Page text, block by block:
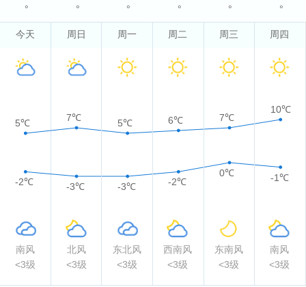
° ° ° ° ° °
今天 周日 周一 周二 周三 周四
5℃ 7℃ 5℃ 6℃ 7℃
10℃
-2℃ -3℃ -3℃ -2℃
0℃ -1℃
南风 北风 东北风 西南风 东南风
南风
<3级
<3级 <3级 <3级 <3级 <3级